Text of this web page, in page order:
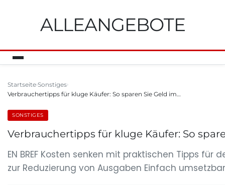
ALLEANGEBOTE
Startseite Sonstiges
Verbrauchertipps für kluge Käufer: So sparen Sie Geld im…
SONSTIGES
Verbrauchertipps für kluge Käufer: So
EN BREF Kosten senken mit praktischen Tipps
zur Reduzierung von Ausgaben Einfach